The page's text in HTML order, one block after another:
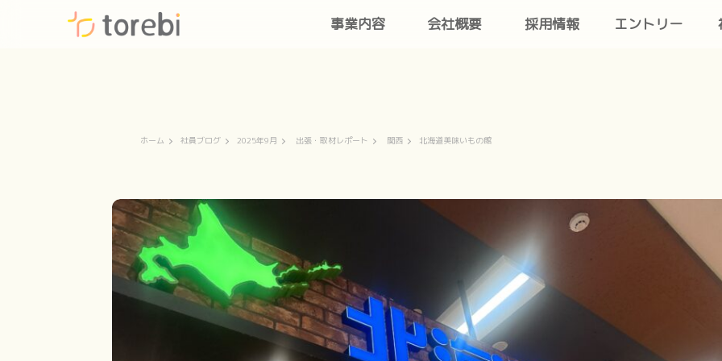
事業内容 会社概要 採用情報 エントリー
ホーム 社員ブログ 2025年9月 出張・取材レポート 関西 北海道美味いもの館